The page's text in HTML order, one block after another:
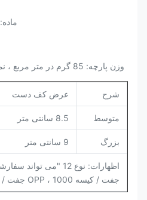
ماده: 100٪ نایلون سه تایی کم پرز
وزن پارچه: 85 گرم در متر مربع ، نمودار اندازه به شرح زیر است
شرح عرض کف دست
متوسط 8.5 سانتی متر
بزرگ 9 سانتی متر
جفت / کیسه OPP ، 1000 جفت / کارتن)